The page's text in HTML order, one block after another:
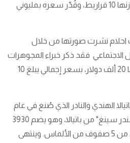
والأصفر، وتتوسّطه ماسة وزنها 10 قراريط، وقُدّر سعره بمليوني
احلام نشرت صورتها من خلال
فقد ذكر خبراء المجوهرات
أن سعر الخصلة الواحدة فيها 20 ألف دولار، بسعر إجمالي يبلغ 10
الهندي والنادر الذي صُنع في عام
1928. وقد سُمّي العقد بـ"بوبندر سينغ" من باتيالا، وهو يضم 3930
قطعة من الألماس، ويتكوّن من 5 صفوف من الألماس. وينتهى